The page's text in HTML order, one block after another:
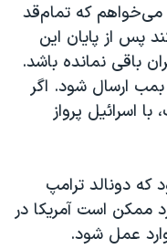
که تمام‌قد
پس از پایان این
باقی نمانده باشد.
ارسال شود. اگر
اسرائیل پرواز
دونالد ترامپ
ممکن است آمریکا در
عمل شود.